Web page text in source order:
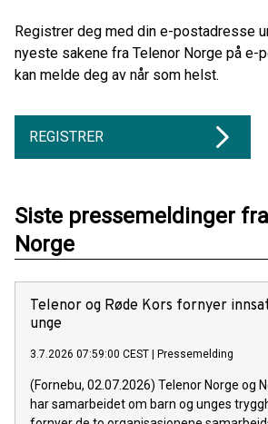
Registrer deg med din e-postadresse
nyeste sakene fra Telenor Norge på e-
kan melde deg av når som helst.
REGISTRER
Siste pressemeldinger
Norge
Telenor og Røde Kors fornyer
unge
3.7.2026 07:59:00 CEST Pressemelding
(Fornebu, 02.07.2026) Telenor Norge og
har samarbeidet om barn og unges